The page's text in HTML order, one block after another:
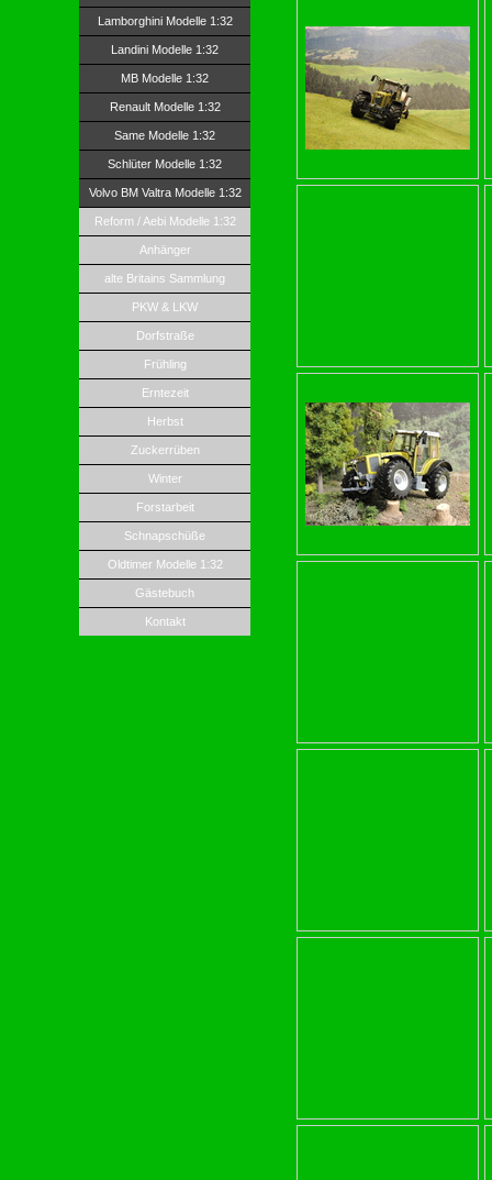
Lamborghini Modelle 1:32
Landini Modelle 1:32
MB Modelle 1:32
Renault Modelle 1:32
Same Modelle 1:32
Schlüter Modelle 1:32
Volvo BM Valtra Modelle 1:32
Reform / Aebi Modelle 1:32
Anhänger
alte Britains Sammlung
PKW & LKW
Dorfstraße
Frühling
Erntezeit
Herbst
Zuckerrüben
Winter
Forstarbeit
Schnapschüße
Oldtimer Modelle 1:32
Gästebuch
Kontakt